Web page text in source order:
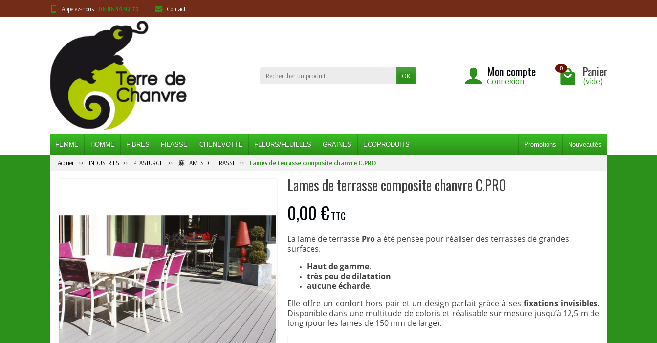
Appelez-nous : 06 86 44 92 73 Contact
OK Mon compte
Connexion
0 Panier
(vide)
FEMME HOMME FIBRES FILASSE CHENEVOTTE FLEURS/FEUILLES GRAINES ECOPRODUITS Promotions Nouveautés
Accueil INDUSTRIES PLASTURGIE ⿇ LAMES DE TERASSE Lames de terrasse composite chanvre C.PRO
Lames de terrasse composite chanvre C.PRO
0,00 €TTC
La lame de terrasse Proa été pensée pour réaliser des terrasses de grandes
surfaces.
Haut de gamme,
très peu de dilatation
aucune écharde.
Elle offre un confort hors pair et un design parfait grâce à ses fixations invisibles.
Disponible dans une multitude de coloris et réalisable sur mesure jusqu’à 12,5 m de
long (pour les lames de 150 mm de large).